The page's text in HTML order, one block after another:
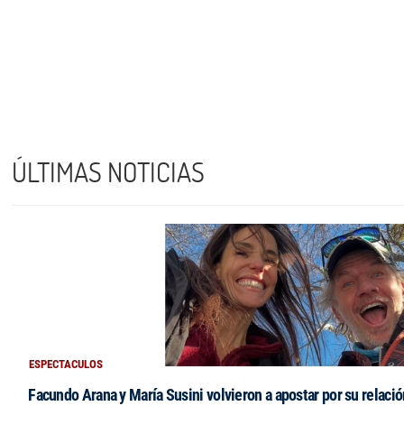
ÚLTIMAS NOTICIAS
ESPECTACULOS
Facundo Arana y María Susini volvieron a apostar por su